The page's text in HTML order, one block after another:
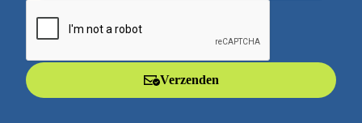
a
Verzenden